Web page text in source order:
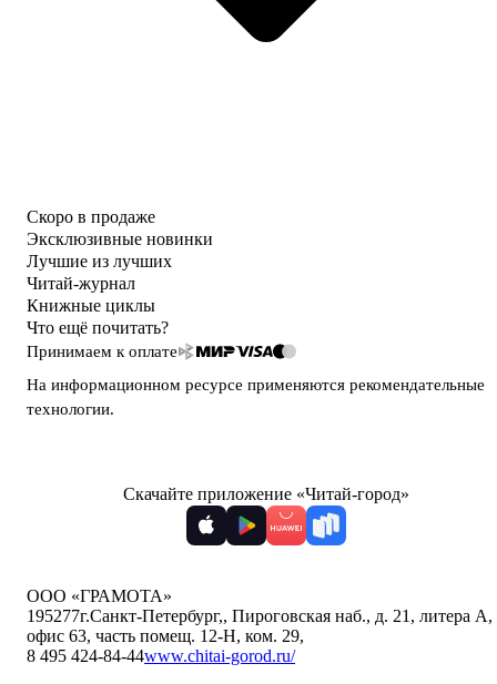
Скоро в продаже
Эксклюзивные новинки
Лучшие из лучших
Читай-журнал
Книжные циклы
Что ещё почитать?
Принимаем к оплате
На информационном ресурсе применяются рекомендательные
технологии.
Скачайте приложение «Читай-город»
ООО «ГРАМОТА»
195277г.Санкт-Петербург,, Пироговская наб., д. 21, литера А,
офис 63, часть помещ. 12-Н, ком. 29,
8 495 424-84-44www.chitai-gorod.ru/